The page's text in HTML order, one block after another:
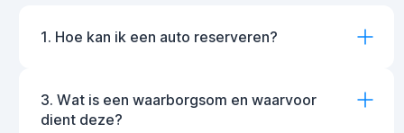
1. Hoe kan ik een auto reserveren?
3. Wat is een waarborgsom en waarvoor
dient deze?